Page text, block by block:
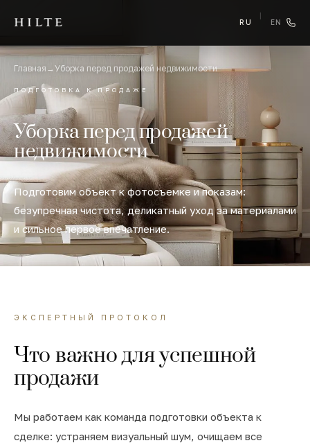
RU
|
EN
Главная →Уборка перед продажей недвижимости
ПОДГОТОВКА К ПРОДАЖЕ
Уборка перед продажей
недвижимости
Подготовим объект к фотосъемке и показам:
безупречная чистота, деликатный уход за материалами
и сильное первое впечатление.
ЭКСПЕРТНЫЙ ПРОТОКОЛ
Что важно для успешной
продажи
Мы работаем как команда подготовки объекта к
сделке: устраняем визуальный шум, очищаем все